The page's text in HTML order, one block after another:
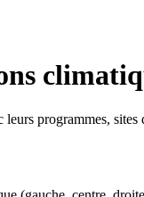
programmes,